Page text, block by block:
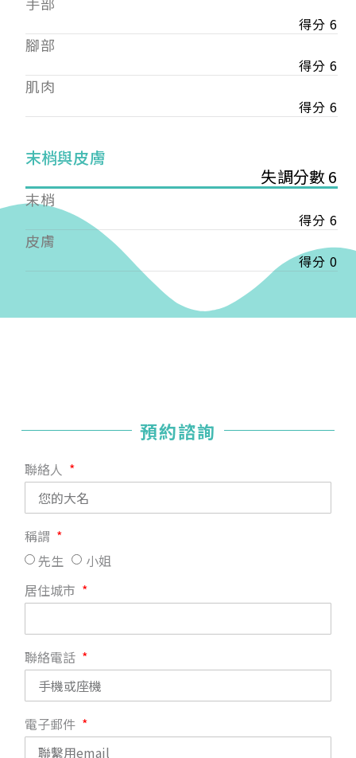
得分 6
腳部
得分 6
肌肉
得分 6
末梢與皮膚
失調分數 6
末梢
得分 6
皮膚
得分 0
預約諮詢
聯絡人
稱謂
先生
小姐
居住城市
聯絡電話
電子郵件
會審核通過後即通知您進行繳費，繳費資訊如下
【會費】
個人會員:
入會費新臺幣1200元，於會員入會時繳納；常年會
費1200元，於每年度繳納。
費3000元，於每年度繳納。
戶名: 社團法人台灣自律神經健康培訓暨發展協會
帳號: 003-03-501566-2
銀行: (013) 國泰世華 南京東路分行